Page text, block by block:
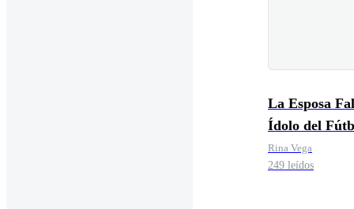
La Esposa
Ídolo del
Rina Vega
249 leídos